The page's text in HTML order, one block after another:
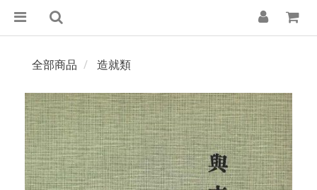
全部商品 造就類